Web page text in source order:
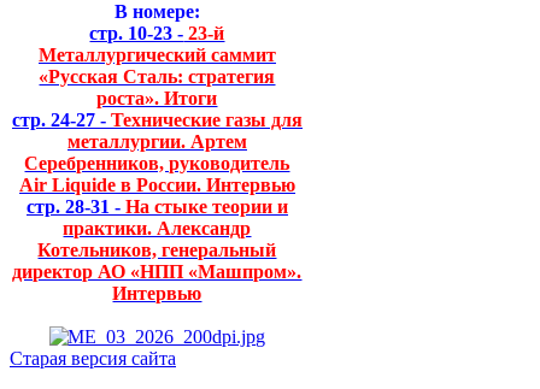
В номере:
стр. 10-23 - 23-й
Металлургический саммит
«Русская Сталь: стратегия
роста». Итоги
стр. 24-27 - Технические газы для
металлургии. Артем
Серебренников, руководитель
Air Liquide в России. Интервью
стр. 28-31 - На стыке теории и
практики. Александр
Котельников, генеральный
директор АО «НПП «Машпром».
Интервью
Старая версия сайта